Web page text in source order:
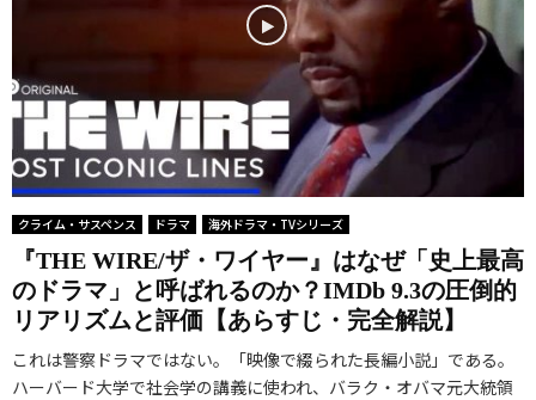
クライム・サスペンス ドラマ 海外ドラマ・TVシリーズ
『THE WIRE/ザ・ワイヤー』はなぜ「史上最高
のドラマ」と呼ばれるのか？IMDb 9.3の圧倒的
リアリズムと評価【あらすじ・完全解説】
これは警察ドラマではない。「映像で綴られた長編小説」である。
ハーバード大学で社会学の講義に使われ、バラク・オバマ元大統領